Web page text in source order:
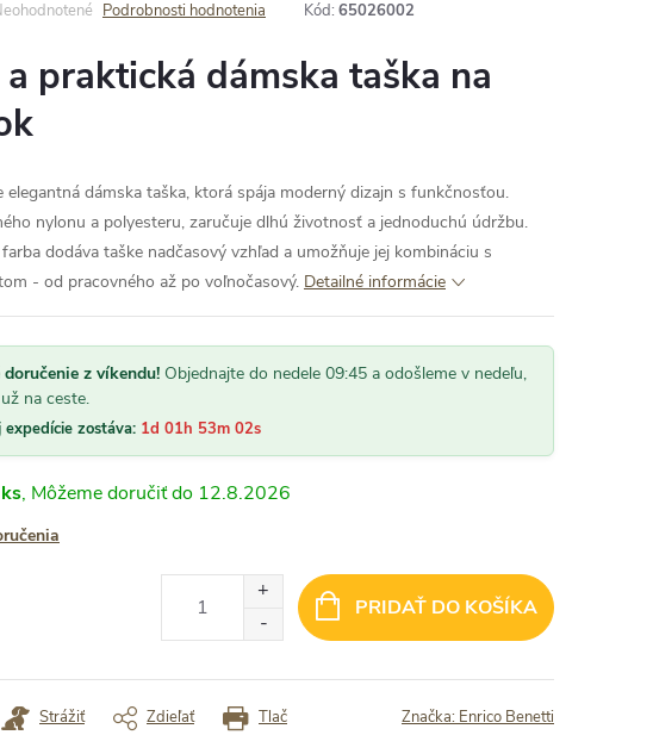
Overený zákazník Overený zákazník
Podrobnosti hodnotenia Kód: 65026002
praktická dámska taška na
elegantná dámska taška, ktorá spája moderný dizajn s funkčnosťou.
nylonu a polyesteru, zaručuje dlhú životnosť a jednoduchú údržbu.
dodáva taške nadčasový vzhľad a umožňuje jej kombináciu s
- od pracovného až po voľnočasový. Detailné informácie
z víkendu! Objednajte do nedele 09:45 a odošleme v nedeľu,
na ceste.
expedície zostáva: 1d 01h 53m 01s
12.8.2026
PRIDAŤ DO KOŠÍKA
Tlač
Strážiť Zdieľať Značka: Enrico Benetti